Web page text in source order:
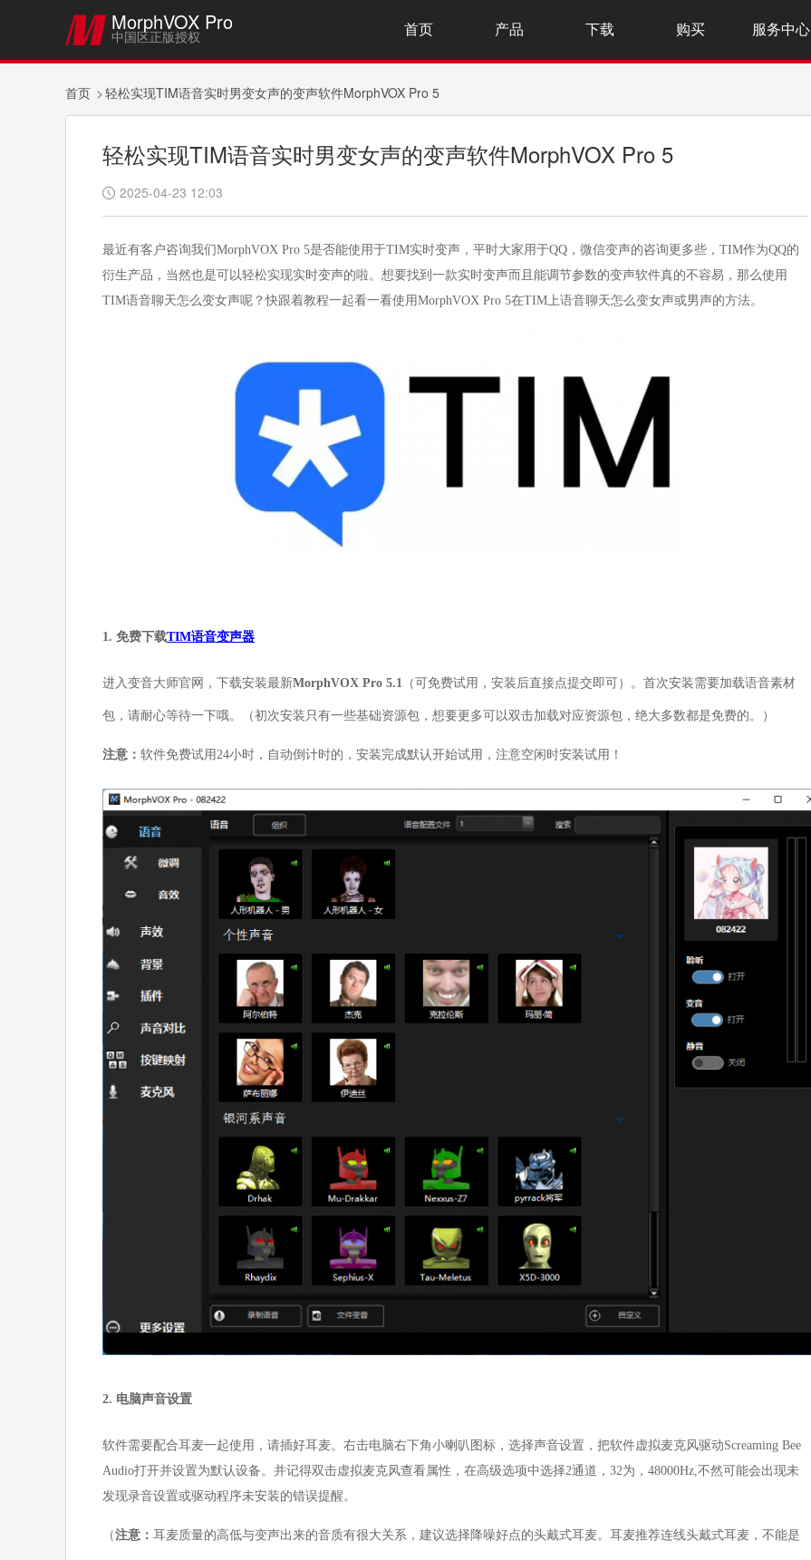
 MorphVOX Pro
中国区正版授权
首页 产品 下载 购买 服务中心
首页 轻松实现TIM语音实时男变女声的变声软件MorphVOX Pro 5
轻松实现TIM语音实时男变女声的变声软件MorphVOX Pro 5
 2025-04-23 12:03
最近有客户咨询我们MorphVOX Pro 5是否能使用于TIM实时变声，平时大家用于QQ，微信变声的咨询更多些，TIM作为QQ的
衍生产品，当然也是可以轻松实现实时变声的啦。想要找到一款实时变声而且能调节参数的变声软件真的不容易，那么使用
TIM语音聊天怎么变女声呢？快跟着教程一起看一看使用MorphVOX Pro 5在TIM上语音聊天怎么变女声或男声的方法。
1. 免费下载TIM语音变声器
进入变音大师官网，下载安装最新MorphVOX Pro 5.1 （可免费试用，安装后直接点提交即可）。首次安装需要加载语音素材
包，请耐心等待一下哦。（初次安装只有一些基础资源包，想要更多可以双击加载对应资源包，绝大多数都是免费的。）
注意： 软件免费试用24小时，自动倒计时的，安装完成默认开始试用，注意空闲时安装试用！
2. 电脑声音设置
软件需要配合耳麦一起使用，请插好耳麦。右击电脑右下角小喇叭图标，选择声音设置，把软件虚拟麦克风驱动Screaming Bee
Audio打开并设置为默认设备。并记得双击虚拟麦克风查看属性，在高级选项中选择2通道，32为，48000Hz,不然可能会出现未
发现录音设置或驱动程序未安装的错误提醒。
（注意： 耳麦质量的高低与变声出来的音质有很大关系，建议选择降噪好点的头戴式耳麦。耳麦推荐连线头戴式耳麦，不能是